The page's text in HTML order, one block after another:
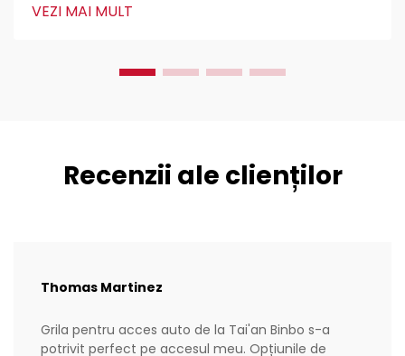
practici pentru instalare și întreținere pentru o
VEZI MAI MULT
Recenzii ale clienților
Thomas Martinez
Grila pentru acces auto de la Tai'an Binbo s-a
potrivit perfect pe accesul meu. Opțiunile de